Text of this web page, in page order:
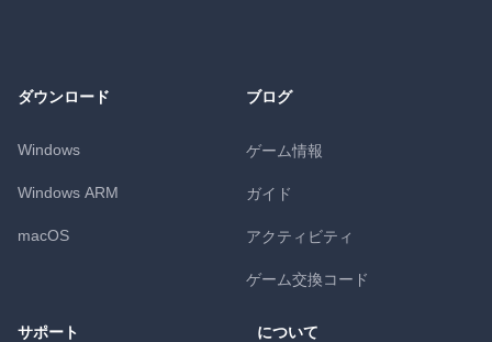
ダウンロード
Windows
Windows ARM
macOS
ブログ
ゲーム情報
ガイド
アクティビティ
ゲーム交換コード
サポート について